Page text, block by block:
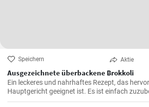
Speichern Aktie
Ausgezeichnete überbackene Brokkoli
Ein leckeres und nahrhaftes Rezept, das
Hauptgericht geeignet ist. Es ist einfach
werden den Geschmack lieben.